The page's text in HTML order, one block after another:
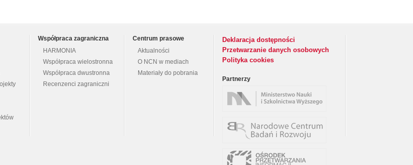
Współpraca zagraniczna
HARMONIA
Współpraca wielostronna
Współpraca dwustronna
Recenzenci zagraniczni
Centrum prasowe
Aktualności
O NCN w mediach
Materiały do pobrania
Deklaracja dostępności
Przetwarzanie danych osobowych
Polityka cookies
Partnerzy